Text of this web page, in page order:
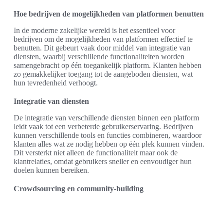
Hoe bedrijven de mogelijkheden van platformen benutten
In de moderne zakelijke wereld is het essentieel voor
bedrijven om de mogelijkheden van platformen effectief te
benutten. Dit gebeurt vaak door middel van integratie van
diensten, waarbij verschillende functionaliteiten worden
samengebracht op één toegankelijk platform. Klanten hebben
zo gemakkelijker toegang tot de aangeboden diensten, wat
hun tevredenheid verhoogt.
Integratie van diensten
De integratie van verschillende diensten binnen een platform
leidt vaak tot een verbeterde gebruikerservaring. Bedrijven
kunnen verschillende tools en functies combineren, waardoor
klanten alles wat ze nodig hebben op één plek kunnen vinden.
Dit versterkt niet alleen de functionaliteit maar ook de
klantrelaties, omdat gebruikers sneller en eenvoudiger hun
doelen kunnen bereiken.
Crowdsourcing en community-building